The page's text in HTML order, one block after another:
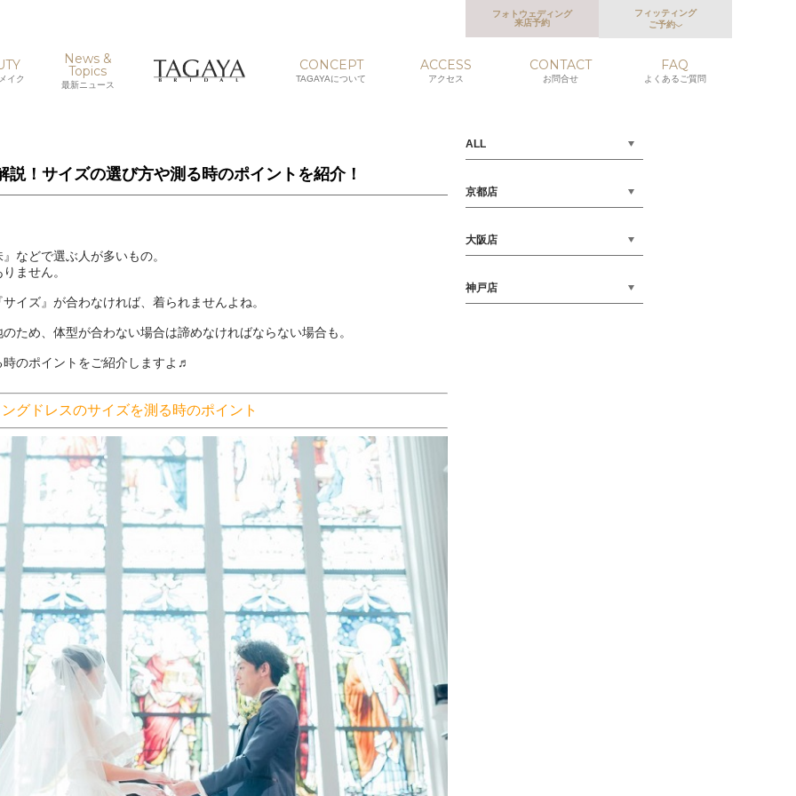
フィッティング
ご予約
フォトウェディング
来店予約
イク
News &
Topics
最新ニュース
CONCEPT
TAGAYAについて
ACCESS
アクセス
CONTACT
お問合せ
FAQ
よくあるご質問
！サイズの選び方や測る時のポイントを紹介！
などで選ぶ人が多いもの。
ません。
イズ』が合わなければ、着られませんよね。
ため、体型が合わない場合は諦めなければならない場合も。
のポイントをご紹介しますよ♬
グドレスのサイズを測る時のポイント
ALL
京都店
大阪店
神戸店